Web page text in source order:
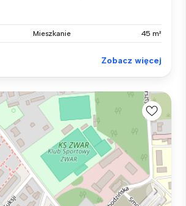
Mieszkanie 45 m²
Zobacz więcej